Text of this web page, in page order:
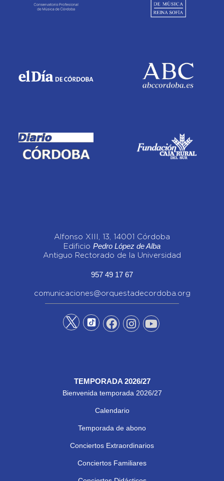
Alfonso XIII, 13, 14001 Córdoba
Edificio Pedro López de Alba
Antiguo Rectorado de la Universidad
957 49 17 67
comunicaciones@orquestadecordoba.org
TEMPORADA 2026/27
Bienvenida temporada 2026/27
Calendario
Temporada de abono
Conciertos Extraordinarios
Conciertos Familiares